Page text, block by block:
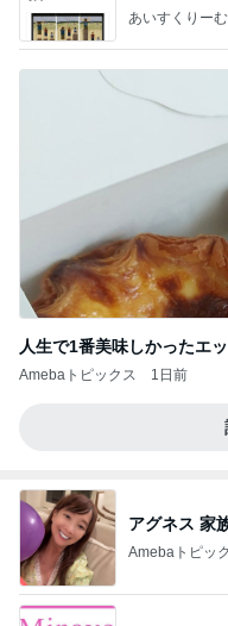
あいすくりー
人生で1番美味しかったエ
Amebaトピックス 1日前
アグネス 家
Amebaトピッ